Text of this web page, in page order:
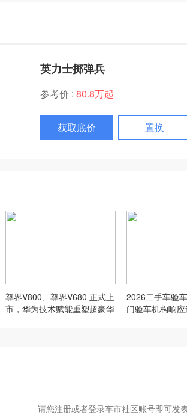
英力士掷弹兵
参考价 : 80.8万起
获取底价 置换
尊界V800、尊界V680 正式上
市，华为技术赋能重塑超豪华
2026二手车验
门验车机构响
请您注册或者登录车市社区账号即可发